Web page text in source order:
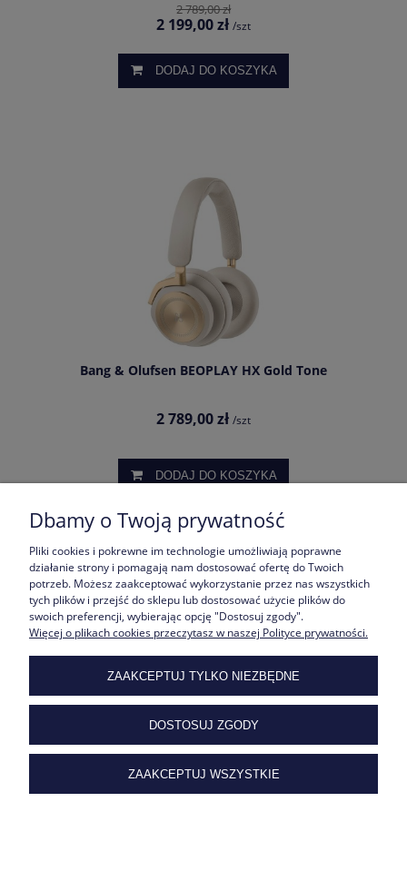
2 789,00 zł
2 199,00 zł /szt
DODAJ DO KOSZYKA
Bang & Olufsen BEOPLAY HX Gold Tone
2 789,00 zł /szt
DODAJ DO KOSZYKA
« 1 2 »
ZAPŁACISZ ONLINE.
KUPISZ NA RATY ONLINE.
Dbamy o Twoją prywatność
Pliki cookies i pokrewne im technologie umożliwiają poprawne
działanie strony i pomagają nam dostosować ofertę do Twoich
potrzeb. Możesz zaakceptować wykorzystanie przez nas wszystkich
tych plików i przejść do sklepu lub dostosować użycie plików do
swoich preferencji, wybierając opcję "Dostosuj zgody".
Więcej o plikach cookies przeczytasz w naszej Polityce prywatności.
ZAAKCEPTUJ TYLKO NIEZBĘDNE
DOSTOSUJ ZGODY
ZAAKCEPTUJ WSZYSTKIE